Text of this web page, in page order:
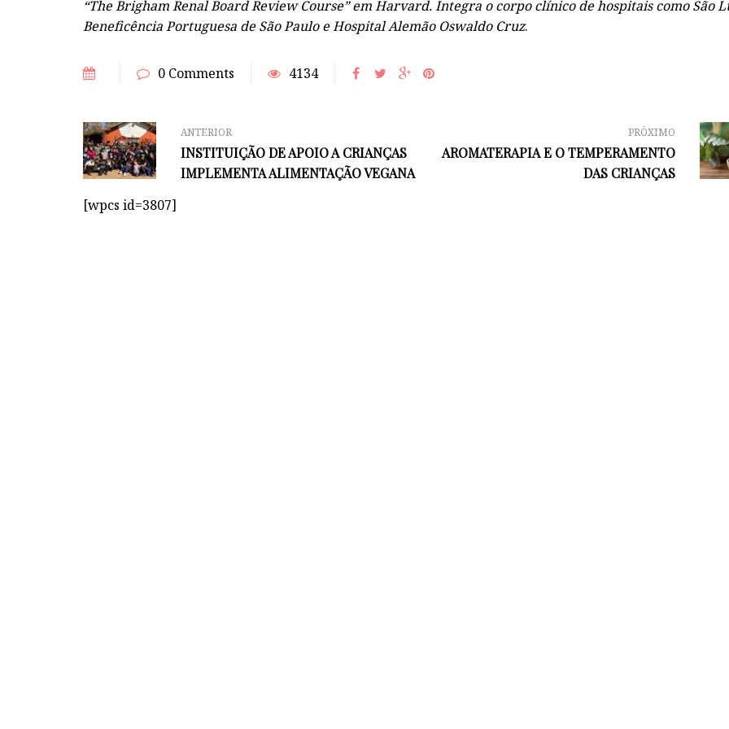
“The Brigham Renal Board Review Course” em Harvard. Integra o corpo clínico de hospitais como São
Beneficência Portuguesa de São Paulo e Hospital Alemão Oswaldo Cruz.
0 Comments 4134
ANTERIOR
INSTITUIÇÃO DE APOIO A CRIANÇAS
IMPLEMENTA ALIMENTAÇÃO VEGANA
PRÓXIMO
AROMATERAPIA E O TEMPERAMENTO
DAS CRIANÇAS
[wpcs id=3807]